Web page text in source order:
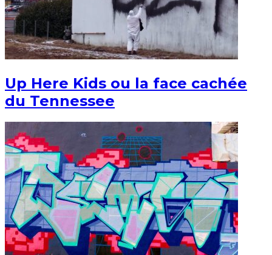
Up Here Kids ou la face cachée
du Tennessee